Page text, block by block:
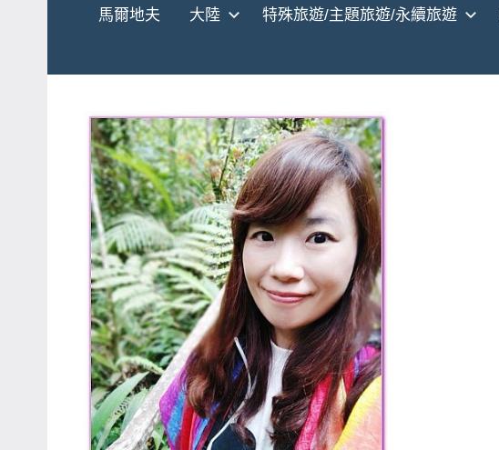
娃
JEFFIA
FANG
團、
主
題
旅
遊、
達
人
帶
路、
旅
遊
節
目
馬爾地夫 大陸 特殊旅遊/主題旅遊/永續旅遊